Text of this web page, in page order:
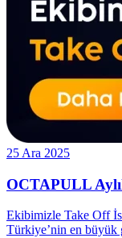
25 Ara 2025
OCTAPULL
Ekibimizle Take Off
Türkiye’nin en